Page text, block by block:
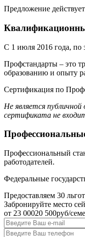
Предложение
С 1 июля 2016 года, по
Профстандарты – это
образованию и опыту
Сертификация по
Не является
сертификата не
Профессиональный
работодателей.
Федеральные
Предоставляем 30
Забронируйте место
от 23 00020 500руб/